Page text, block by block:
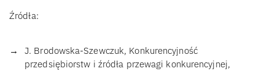
Źródła:
J. Brodowska-Szewczuk, Konkurencyjność
przedsiębiorstw i źródła przewagi konkurencyjnej,